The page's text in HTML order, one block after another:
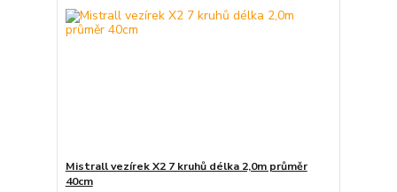
Mistrall vezírek X2 7 kruhů délka 2,0m průměr
40cm